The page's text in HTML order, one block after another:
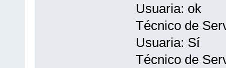
Usuaria: ok
Técnico de
Usuaria: Sí
Técnico de